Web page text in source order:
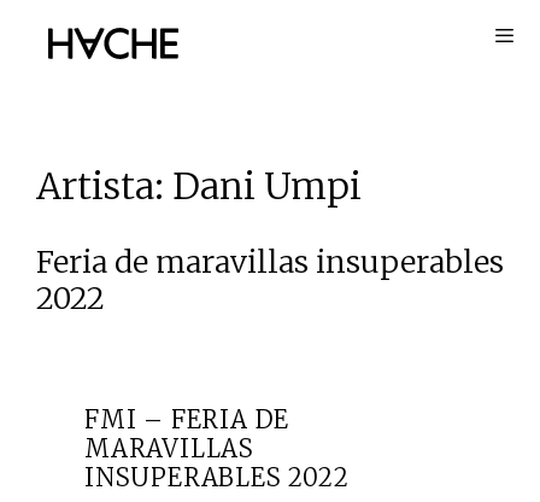
Artista: Dani Umpi
Feria de maravillas insuperables
2022
FMI – FERIA DE
MARAVILLAS
INSUPERABLES 2022